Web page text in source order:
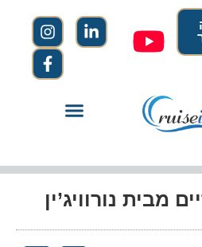
מבית נורוויג’ין